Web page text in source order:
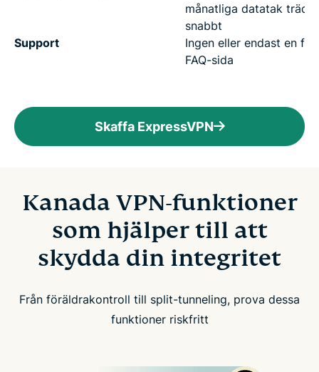
månatliga datatak
snabbt
Support
Ingen eller endast en
FAQ-sida
Skaffa ExpressVPN
Kanada VPN-funktioner
som hjälper till att
skydda din integritet
Från föräldrakontroll till split-tunneling, prova dessa
funktioner riskfritt